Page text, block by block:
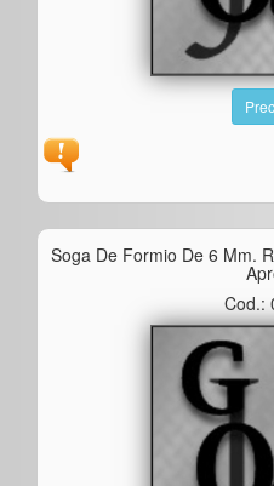
Soga De Formio De 6 Mm.
Cod.: